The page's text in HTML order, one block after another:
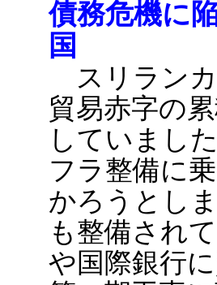
債務危機に
国
スリランカ
貿易赤字の
していまし
フラ整備に
かろうとし
も整備され
や国際銀行